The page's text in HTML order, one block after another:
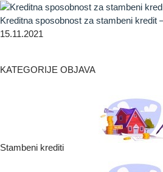
Kreditna sposobnost za stambeni kredit
15.11.2021
KATEGORIJE OBJAVA
Stambeni krediti